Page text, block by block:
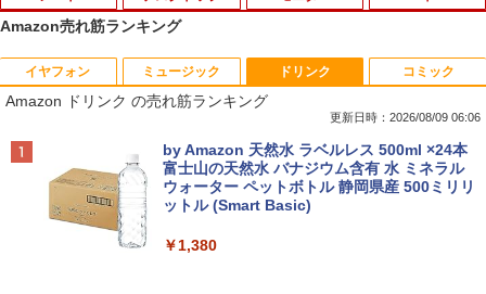
1
中古ノートパソコン インテル Celeron C
ore i5 Windows11 Pro Office 2024付き
メモリ4GB/8GB/16GB選択可 SSD128G
在宅勤務 学生向け 初期設定不要 店長お
まかせ中古厳選 ノートPC ノート パソコ
ン 中古PC 在宅ワーク オフィス 中古
1
【マラソンセール期間中ポイント5倍】
【まとめ買いでお得】 中古モニター 18.5
インチ WXGA 1366x768 ノングレア DE
付き サブモニターにおすすめ 動作確認済
み 30日保証 送料無料
￥3,900
1
【 限定生産・特典つき 】YUZURU2027
羽生結弦カレンダー壁掛け版 [ 能登 直 ]
￥5,170
神様ガネーシャとひみつの教え [ 水野敬
Amazon売れ筋ランキング
イヤフォン
Anker Soundcore P40i オフホワイト
￥7,990
ミュージック
BRUCE WAYNE feat. Flo Milli, ATL Jacob
[Explicit]
￥250
ドリンク
Amazon ドリンク の売れ筋ランキング
更新日時：2026/08/09 06:06
by Amazon 天然水 ラベルレス 500ml ×24本
富士山の天然水 バナジウム含有 水 ミネラル
ウォーター ペットボトル 静岡県産 500ミリリ
ットル (Smart Basic)
￥1,380
コミック